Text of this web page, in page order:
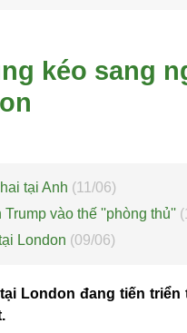
EDUCATION
Tử vi hàng ngày
kéo sang
tại Anh (11/06)
vào thế ''phòng thủ''
London (09/06)
London đang tiến triển